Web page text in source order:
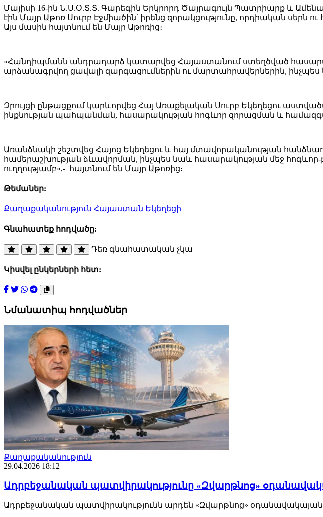
Մայիսի 16-ին Ն.Ս.Օ.Տ.Տ. Գարեգին Երկրորդ Ծայրագույն Պատրիարք և
էին Մայր Աթոռ Սուրբ Էջմիածին՝ իրենց զորակցությունը, որդիական սերն
Այս մասին հայտնում են Մայր Աթոռից։
«Հանդիպմանն անդրադարձ կատարվեց Հայաստանում ստեղծված
արձանագրվող ցավալի զարգացումներին ու մարտահրավերներին, ինչպես
Զրույցի ընթացքում կարևորվեց Հայ Առաքելական Սուրբ Եկեղեցու
ինքնության պահպանման, հասարակության հոգևոր զորացման և
Առանձնակի շեշտվեց Հայոց Եկեղեցու և հայ մտավորականության
համերաշխության ձևավորման, ինչպես նաև հասարակության մեջ
ուղղությամբ»,- հայտնում են Մայր Աթոռից։
Թեմաներ:
Քաղաքականություն Հայաստան Եկեղեցի
Գնահատեք հոդվածը:
Դեռ գնահատական չկա
Կիսվել ընկերների հետ:
Նմանատիպ հոդվածներ
Քաղաքականություն
29.04.2026 18:12
Ադրբեջանական պատվիրակությունը «Զվարթնոց»
Ադրբեջանական պատվիրակությունն արդեն «Զվարթնոց»